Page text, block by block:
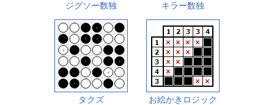
ジグソー数独 キラー数独
タクズ お絵かきロジック